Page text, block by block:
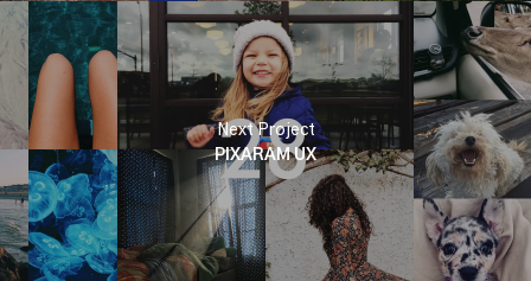
Next Project
PIXARAM UX